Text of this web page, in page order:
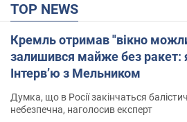
TOP NEWS
Кремль отримав "вікно
залишився майже без ракет:
Інтерв’ю з Мельником
Думка, що в Росії закінчаться
небезпечна, наголосив експерт